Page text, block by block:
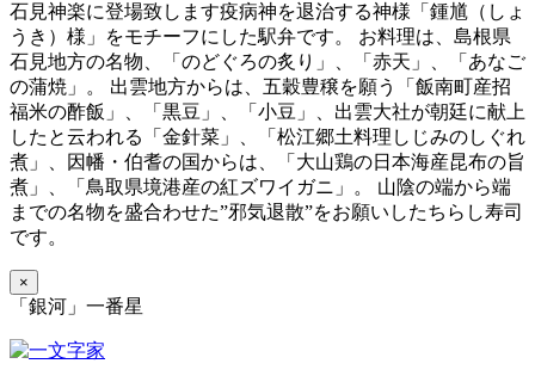
石見神楽に登場致します疫病神を退治する神様「鍾馗（しょ
うき）様」をモチーフにした駅弁です。 お料理は、島根県
石見地方の名物、「のどぐろの炙り」、「赤天」、「あなご
の蒲焼」。 出雲地方からは、五穀豊穣を願う「飯南町産招
福米の酢飯」、「黒豆」、「小豆」、出雲大社が朝廷に献上
したと云われる「金針菜」、「松江郷土料理しじみのしぐれ
煮」、因幡・伯耆の国からは、「大山鶏の日本海産昆布の旨
煮」、「鳥取県境港産の紅ズワイガニ」。 山陰の端から端
までの名物を盛合わせた”邪気退散”をお願いしたちらし寿司
です。
×
「銀河」一番星